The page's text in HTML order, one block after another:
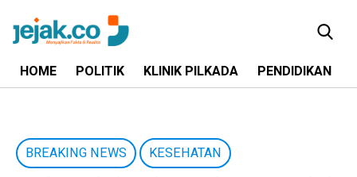
HOME POLITIK KLINIK PILKADA PENDIDIKAN
BREAKING NEWS KESEHATAN